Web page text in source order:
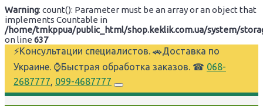
Warning: count(): Parameter must be an array or an object that
implements Countable in
/home/tmkppua/public_html/shop.keklik.com.ua/system/
on line 637
⚡Консультации специалистов. 🚗Доставка по
Украине. ⌚Быстрая обработка заказов. ☎ 068-
2687777, 099-4687777